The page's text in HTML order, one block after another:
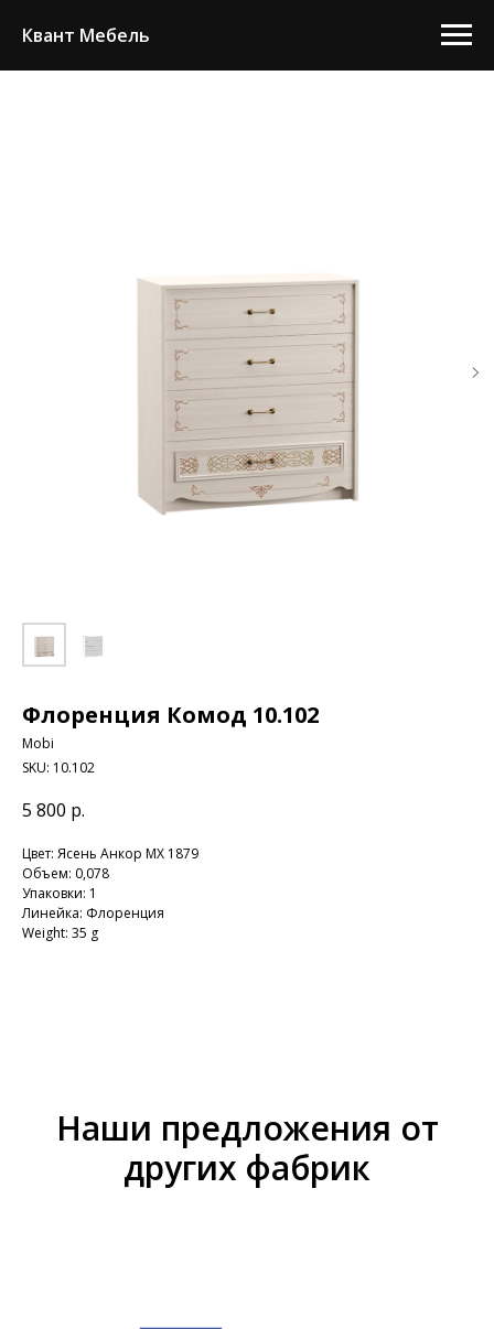
Квант Мебель
Флоренция Комод 10.102
Mobi
SKU: 10.102
5 800 р.
Цвет: Ясень Анкор MX 1879
Объем: 0,078
Упаковки: 1
Линейка: Флоренция
Weight: 35 g
Наши предложения от
других фабрик